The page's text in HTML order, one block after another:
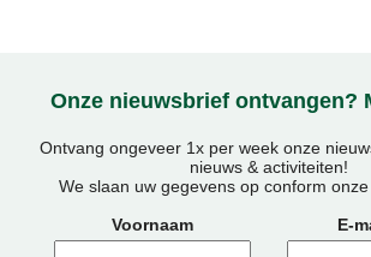
Onze nieuwsbrief ontvangen?
Ontvang ongeveer 1x per week onze
nieuws & activiteiten!
We slaan uw gegevens op conform onze
Voornaam
E-